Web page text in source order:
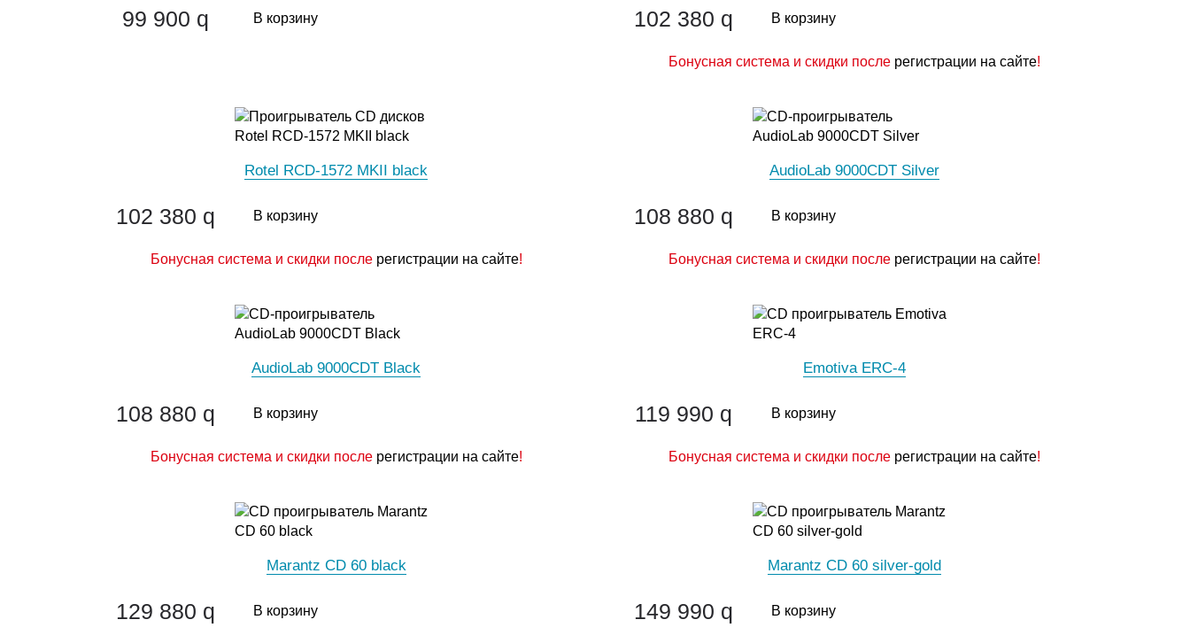
99 900 q В корзину 102 380 q В корзину
Бонусная система и скидки после регистрации на сайте!
Rotel RCD-1572 MKII black
102 380 q В корзину
Бонусная система и скидки после регистрации на сайте!
AudioLab 9000CDT Silver
108 880 q В корзину
Бонусная система и скидки после регистрации на сайте!
AudioLab 9000CDT Black
108 880 q В корзину
Бонусная система и скидки после регистрации на сайте!
Emotiva ERC-4
119 990 q В корзину
Бонусная система и скидки после регистрации на сайте!
Marantz CD 60 black
129 880 q В корзину
Marantz CD 60 silver-gold
149 990 q В корзину